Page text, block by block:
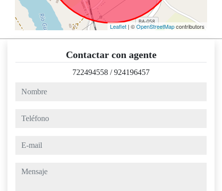
Leaflet | ©OpenStreetMapcontributors
Contactar con agente
722494558 /924196457
nombre
teléfono
e-mail
mensaje